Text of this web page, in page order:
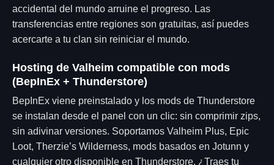
accidental del mundo arruine el progreso. Las
transferencias entre regiones son gratuitas, así puedes
acercarte a tu clan sin reiniciar el mundo.
Hosting de Valheim compatible con mods
(BepInEx + Thunderstore)
BepInEx viene preinstalado y los mods de Thunderstore
se instalan desde el panel con un clic: sin comprimir zips,
sin adivinar versiones. Soportamos Valheim Plus, Epic
Loot, Therzie’s Wilderness, mods basados en Jotunn y
cualquier otro disponible en Thunderstore. ¿Traes tu